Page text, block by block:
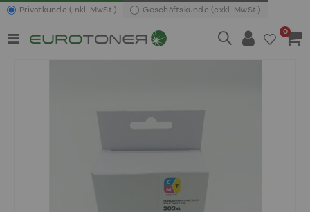
Privatkunde (inkl. MwSt.) Geschäftskunde (exkl. MwSt.)
Navigation
0Artikel